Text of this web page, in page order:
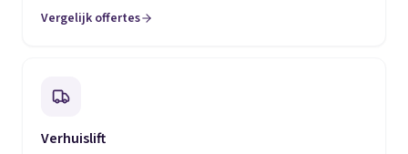
Vergelijk offertes
(opent in een nieuw tabblad)
Verhuislift